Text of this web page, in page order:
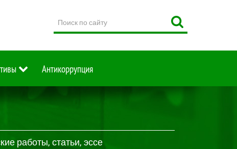
по
сайту
Антикоррупция
работы, статьи, эссе